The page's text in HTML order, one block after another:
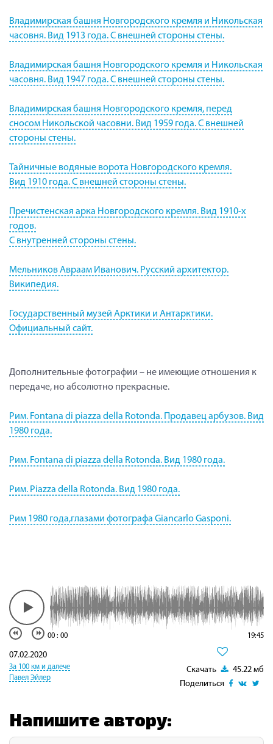
Владимирская башня Новгородского кремля и Никольская
часовня. Вид 1913 года. С внешней стороны стены.
Владимирская башня Новгородского кремля и Никольская
часовня. Вид 1947 года. С внешней стороны стены.
Владимирская башня Новгородского кремля, перед
сносом Никольской часовни. Вид 1959 года. С внешней
стороны стены.
Тайничные водяные ворота Новгородского кремля.
Вид 1910 года. С внешней стороны стены.
Пречистенская арка Новгородского кремля. Вид 1910-х
годов.
С внутренней стороны стены.
Мельников Авраам Иванович. Русский архитектор.
Википедия.
Государственный музей Арктики и Антарктики.
Официальный сайт.
Дополнительные фотографии – не имеющие отношения к
передаче, но абсолютно прекрасные.
Рим. Fontana di piazza della Rotonda. Продавец арбузов. Вид
1980 года.
Рим. Fontana di piazza della Rotonda. Вид 1980 года.
Рим. Piazza della Rotonda. Вид 1980 года.
Рим 1980 года,глазами фотографа Giancarlo Gasponi.
00 : 00 19:45
Скачать
45.22 мб
Поделиться
07.02.2020
За 100 км и далече
Павел Эйлер
Напишите автору: